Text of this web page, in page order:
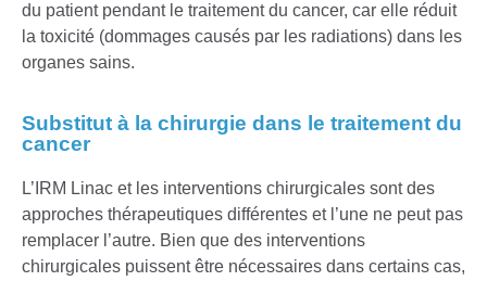
du patient pendant le traitement du cancer, car elle réduit
la toxicité (dommages causés par les radiations) dans les
organes sains.
Substitut à la chirurgie dans le traitement du
cancer
L’IRM Linac et les interventions chirurgicales sont des
approches thérapeutiques différentes et l’une ne peut pas
remplacer l’autre. Bien que des interventions
chirurgicales puissent être nécessaires dans certains cas,